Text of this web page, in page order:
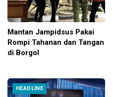
Mantan Jampidsus Pakai
Rompi Tahanan dan Tangan
di Borgol
HEADLINE